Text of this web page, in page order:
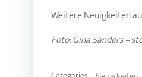
Weitere Neuigkeiten
Foto: Gina Sanders –